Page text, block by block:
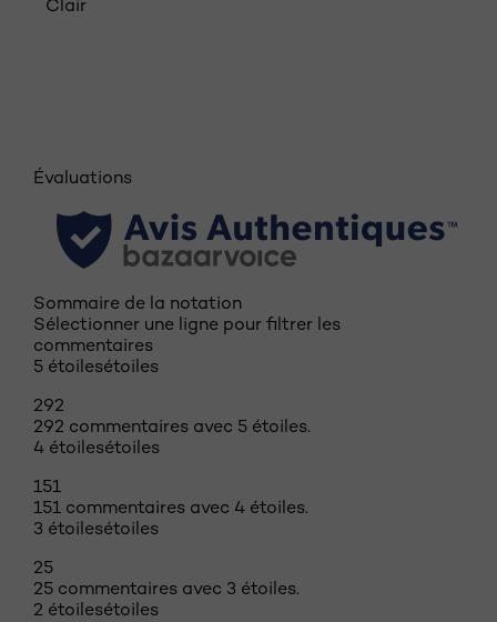
Clair
Évaluations
Sommaire de la notation
Sélectionner une ligne pour filtrer les
commentaires
5 étoilesétoiles
292
292 commentaires avec 5 étoiles.
4 étoilesétoiles
151
151 commentaires avec 4 étoiles.
3 étoilesétoiles
25
25 commentaires avec 3 étoiles.
2 étoilesétoiles